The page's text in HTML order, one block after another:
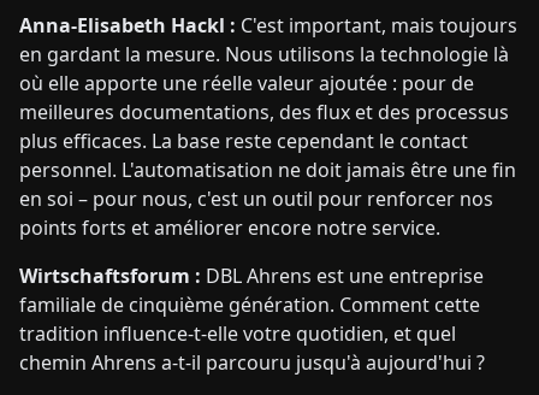
Anna-Elisabeth Hackl : C'est important, mais toujours
en gardant la mesure. Nous utilisons la technologie là
où elle apporte une réelle valeur ajoutée : pour de
meilleures documentations, des flux et des processus
plus efficaces. La base reste cependant le contact
personnel. L'automatisation ne doit jamais être une fin
en soi – pour nous, c'est un outil pour renforcer nos
points forts et améliorer encore notre service.
Wirtschaftsforum : DBL Ahrens est une entreprise
familiale de cinquième génération. Comment cette
tradition influence-t-elle votre quotidien, et quel
chemin Ahrens a-t-il parcouru jusqu'à aujourd'hui ?